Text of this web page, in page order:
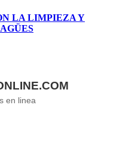
LA LIMPIEZA Y
en linea